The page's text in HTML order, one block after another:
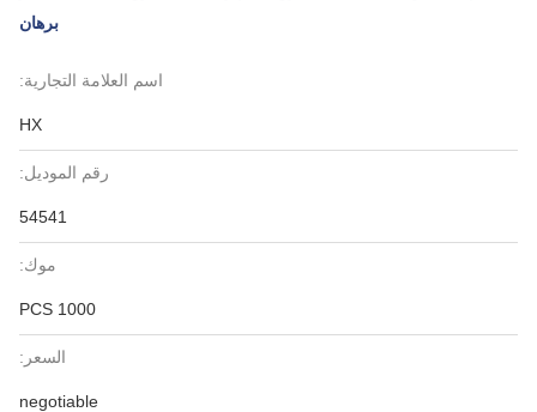
برهان
اسم العلامة التجارية:
HX
رقم الموديل:
54541
موك:
1000 PCS
السعر:
negotiable